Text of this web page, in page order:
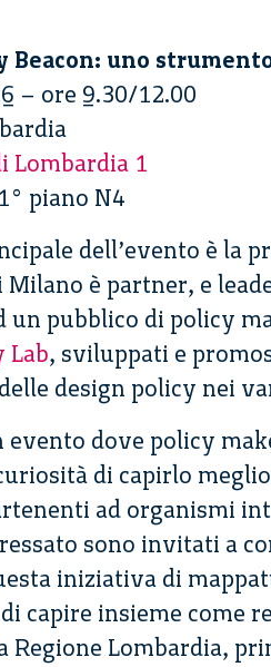
Beacon: uno
– ore 9.30/12.00
Lombardia 1
piano N4
dell’evento è la
Milano è partner, e
un pubblico di policy
Lab, sviluppati e
design policy nei
evento dove policy
di capirlo
ad organismi
sono invitati a
iniziativa di
capire insieme come
Regione Lombardia,